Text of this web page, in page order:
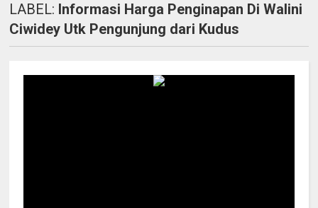
LABEL: Informasi Harga Penginapan Di Walini
Ciwidey Utk Pengunjung dari Kudus